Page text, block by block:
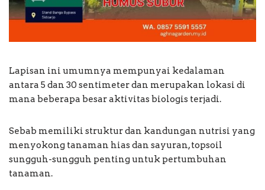
Lapisan ini umumnya mempunyai kedalaman
antara 5 dan 30 sentimeter dan merupakan lokasi di
mana beberapa besar aktivitas biologis terjadi.
Sebab memiliki struktur dan kandungan nutrisi yang
menyokong tanaman hias dan sayuran, topsoil
sungguh-sungguh penting untuk pertumbuhan
tanaman.